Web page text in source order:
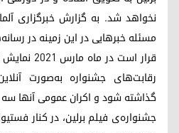
نخواهد شد. به گزارش خبرگزاری
مسئله خبرهایی در این زمینه در
قرار است
رقابت‌های جشنواره به‌صورت
گذاشته شود و اکران عمومی آنها
جشنواره‌ی فیلم برلین، در کنار